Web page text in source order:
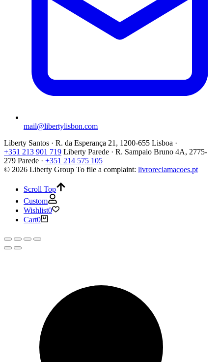
mail@libertylisbon.com
Liberty Santos · R. da Esperança 21, 1200-655 Lisboa ·
+351 213 901 719 Liberty Parede · R. Sampaio Bruno 4A, 2775-
279 Parede · +351 214 575 105
© 2026 Liberty Group To file a complaint: livroreclamacoes.pt
Scroll Top
Custom
Wishlist0
Cart0